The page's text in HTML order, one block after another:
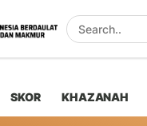
SKOR KHAZANAH